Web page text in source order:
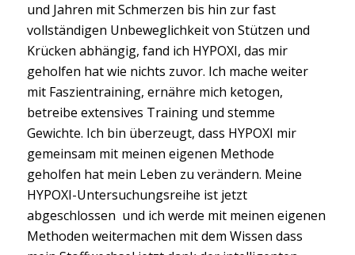
und Jahren mit Schmerzen bis hin zur fast
vollständigen Unbeweglichkeit von Stützen und
Krücken abhängig, fand ich HYPOXI, das mir
geholfen hat wie nichts zuvor. Ich mache weiter
mit Faszientraining, ernähre mich ketogen,
betreibe extensives Training und stemme
Gewichte. Ich bin überzeugt, dass HYPOXI mir
gemeinsam mit meinen eigenen Methode
geholfen hat mein Leben zu verändern. Meine
HYPOXI-Untersuchungsreihe ist jetzt
abgeschlossen und ich werde mit meinen eigenen
Methoden weitermachen mit dem Wissen dass